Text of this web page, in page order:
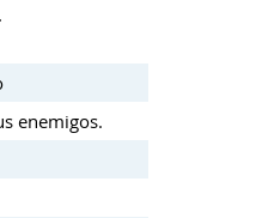
enemigos.